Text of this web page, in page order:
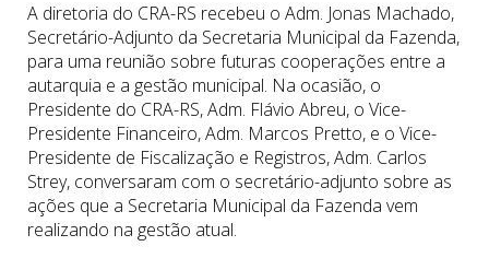
A diretoria do CRA-RS recebeu o Adm. Jonas Machado,
Secretário-Adjunto da Secretaria Municipal da Fazenda,
para uma reunião sobre futuras cooperações entre a
autarquia e a gestão municipal. Na ocasião, o
Presidente do CRA-RS, Adm. Flávio Abreu, o Vice-
Presidente Financeiro, Adm. Marcos Pretto, e o Vice-
Presidente de Fiscalização e Registros, Adm. Carlos
Strey, conversaram com o secretário-adjunto sobre as
ações que a Secretaria Municipal da Fazenda vem
realizando na gestão atual.